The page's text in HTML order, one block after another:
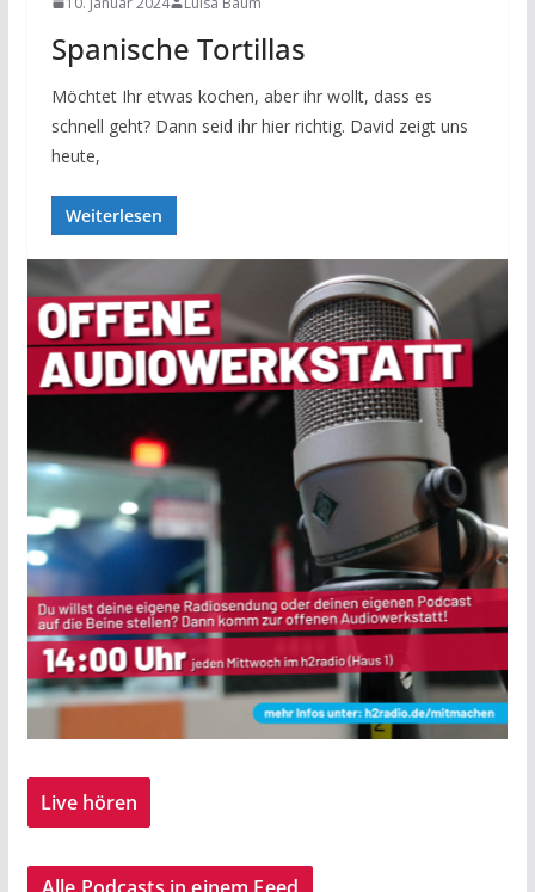
Spanische Tortillas
Möchtet Ihr etwas kochen, aber ihr wollt, dass es
schnell geht? Dann seid ihr hier richtig. David zeigt uns
heute,
Weiterlesen
Live hören